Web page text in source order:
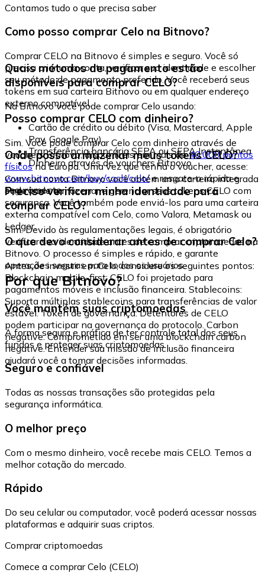
Contamos tudo o que precisa saber
Como posso comprar Celo na Bitnovo?
Comprar CELO na Bitnovo é simples e seguro. Você só
precisa criar uma conta, verificar sua identidade e escolher
seu método de pagamento preferido. Você receberá seus
tokens em sua carteira Bitnovo ou em qualquer endereço
externo compatível.
Quais métodos de pagamento estão
disponíveis para comprar CELO?
Na Bitnovo você pode comprar Celo usando:
Cartão de crédito ou débito (Visa, Mastercard, Apple
Pay, Google Pay)
Transferência bancária SEPA ou SEPA Instantânea
Dinheiro através de vouchers Bitnovo
Posso comprar CELO com dinheiro?
Sim. Você pode comprar Celo com dinheiro através de
vouchers Bitnovo, disponíveis em mais de40.000 pontos
físicosna Europa. Uma vez que tenha o voucher, acesse:
www.bitnovo.com/buy/cash/celo/e resgate-o rápida e
seguramente.
Onde posso armazenar meus tokens CELO?
Com sua conta Bitnovo você obtém uma carteira integrada
onde pode armazenar e gerenciar seus tokens CELO com
segurança. Você também pode enviá-los para uma carteira
externa compatível com Celo, como Valora, Metamask ou
Ledger.
Preciso verificar minha identidade para
comprar CELO?
Sim. Devido às regulamentações legais, é obrigatório
verificar sua identidade antes de comprar criptomoedas na
Bitnovo. O processo é simples e rápido, e garante
operações seguras para todos os usuários.
O que devo considerar antes de comprar Celo?
Antes de investir em Celo, considere os seguintes pontos:
Blockchain mobile-first: CELO foi projetado para
pagamentos móveis e inclusão financeira. Stablecoins:
Suporta múltiplas stablecoins para transferências de valor
estável. Token de governança: Detentores de CELO
podem participar na governança do protocolo. Carbon
negative: Comprometido em ser uma blockchain carbon
negative. Entender sua missão de inclusão financeira
ajudará você a tomar decisões informadas.
Por que Bitnovo?
Você mantém suas criptomoedas
A forma segura e prática de ter controle total dos seus
fundos e proteger suas criptomoedas.
Seguro e confiável
Todas as nossas transações são protegidas pela
segurança informática.
O melhor preço
Com o mesmo dinheiro, você recebe mais CELO. Temos a
melhor cotação do mercado.
Rápido
Do seu celular ou computador, você poderá acessar nossas
plataformas e adquirir suas criptos.
Comprar criptomoedas
Comece a comprar Celo (CELO)